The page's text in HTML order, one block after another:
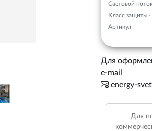
Световой
Класс защиты
Артикул
Для
e-mail
energy-
Для